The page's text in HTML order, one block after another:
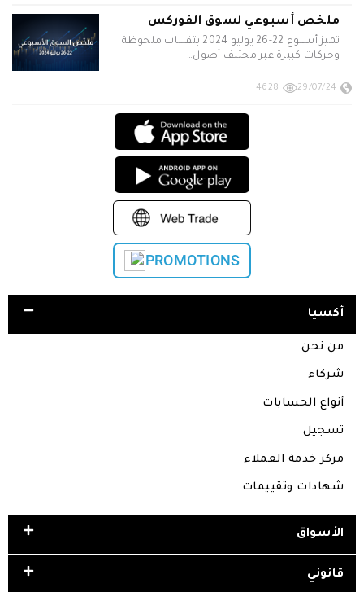
ملخص أسبوعي لسوق الفوركس
تميز أسبوع 22-26 يوليو 2024 بتقلبات ملحوظة
وحركات كبيرة عبر مختلف أصول…
29/07/24
4628
PROMOTIONS
أكسيا
من نحن
شركاء
أنواع الحسابات
تسجيل
مركز خدمة العملاء
شهادات وتقييمات
الأسواق
قانوني